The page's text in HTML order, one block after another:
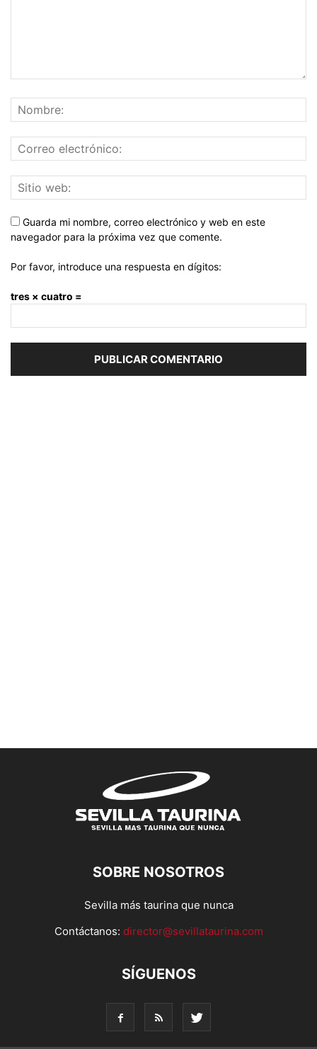
Guarda mi nombre, correo electrónico y web en este
navegador para la próxima vez que comente.
Por favor, introduce una respuesta en dígitos:
tres × cuatro =
SOBRE NOSOTROS
Sevilla más taurina que nunca
Contáctanos: director@sevillataurina.com
SÍGUENOS